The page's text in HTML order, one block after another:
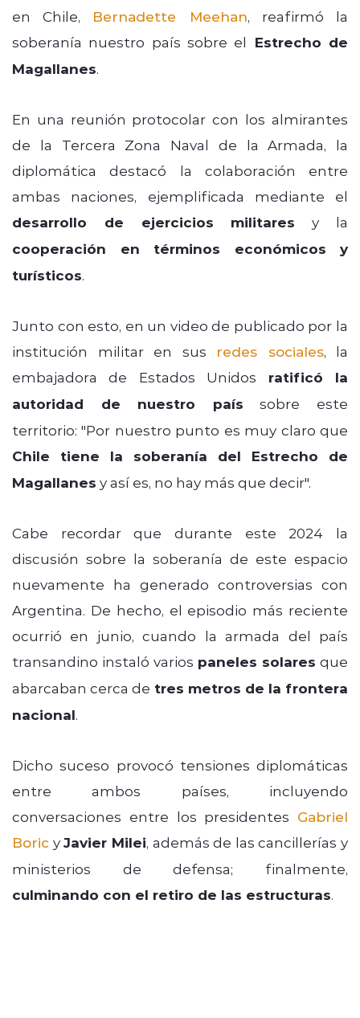
en Chile, Bernadette Meehan, reafirmó la
soberanía nuestro país sobre el Estrecho de
Magallanes.
En una reunión protocolar con los almirantes
de la Tercera Zona Naval de la Armada, la
diplomática destacó la colaboración entre
ambas naciones, ejemplificada mediante el
desarrollo de ejercicios militares y la
cooperación en términos económicos y
turísticos.
Junto con esto, en un video de publicado por la
institución militar en sus redes sociales, la
embajadora de Estados Unidos ratificó la
autoridad de nuestro país sobre este
territorio: "Por nuestro punto es muy claro que
Chile tiene la soberanía del Estrecho de
Magallanes y así es, no hay más que decir".
Cabe recordar que durante este 2024 la
discusión sobre la soberanía de este espacio
nuevamente ha generado controversias con
Argentina. De hecho, el episodio más reciente
ocurrió en junio, cuando la armada del país
transandino instaló varios paneles solares que
abarcaban cerca de tres metros de la frontera
nacional.
Dicho suceso provocó tensiones diplomáticas
entre ambos países, incluyendo
conversaciones entre los presidentes Gabriel
Boric yJavier Milei, además de las cancillerías y
ministerios de defensa; finalmente,
culminando con el retiro de las estructuras.